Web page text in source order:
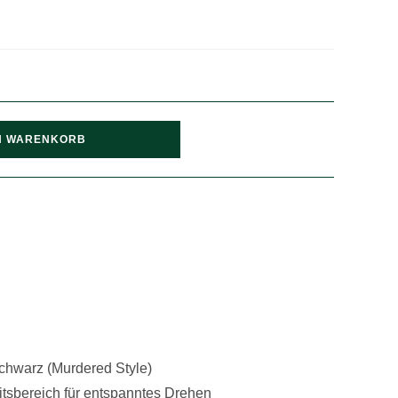
WARENKORB
(Murdered Style)
für entspanntes Drehen